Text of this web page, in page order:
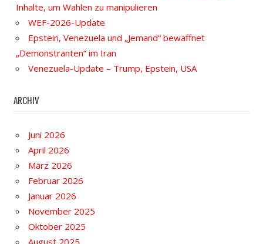
Inhalte, um Wahlen zu manipulieren
WEF-2026-Update
Epstein, Venezuela und „Jemand“ bewaffnet
„Demonstranten“ im Iran
Venezuela-Update – Trump, Epstein, USA
ARCHIV
Juni 2026
April 2026
März 2026
Februar 2026
Januar 2026
November 2025
Oktober 2025
August 2025